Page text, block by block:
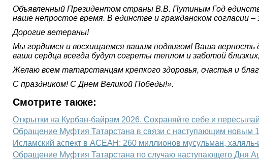
Объявленный Президентом страны В.В. Путиным Год
наше непростое время. В единстве и гражданском согласии –
Дорогие ветераны!
Мы гордимся и восхищаемся вашим подвигом! Ваша верность
ваши сердца всегда будут согреты теплом и заботой
Желаю всем татарстанцам крепкого здоровья, счастья и
С праздником! С Днем Великой Победы!».
Смотрите также:
Открытки на Курбан-байрам 2026. Сохраняйте себе и
Обращение Муфтия Татарстана в связи с наступающим новым
Исламский аспект в АСЕАН: 260 миллионов мусульман, халяль-
Обращение Муфтия Татарстана по случаю наступающего Дня